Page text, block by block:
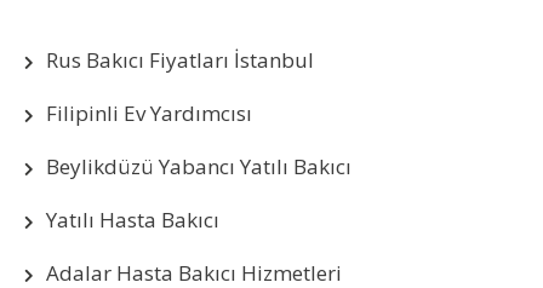
Rus Bakıcı Fiyatları İstanbul
Filipinli Ev Yardımcısı
Beylikdüzü Yabancı Yatılı Bakıcı
Yatılı Hasta Bakıcı
Adalar Hasta Bakıcı Hizmetleri